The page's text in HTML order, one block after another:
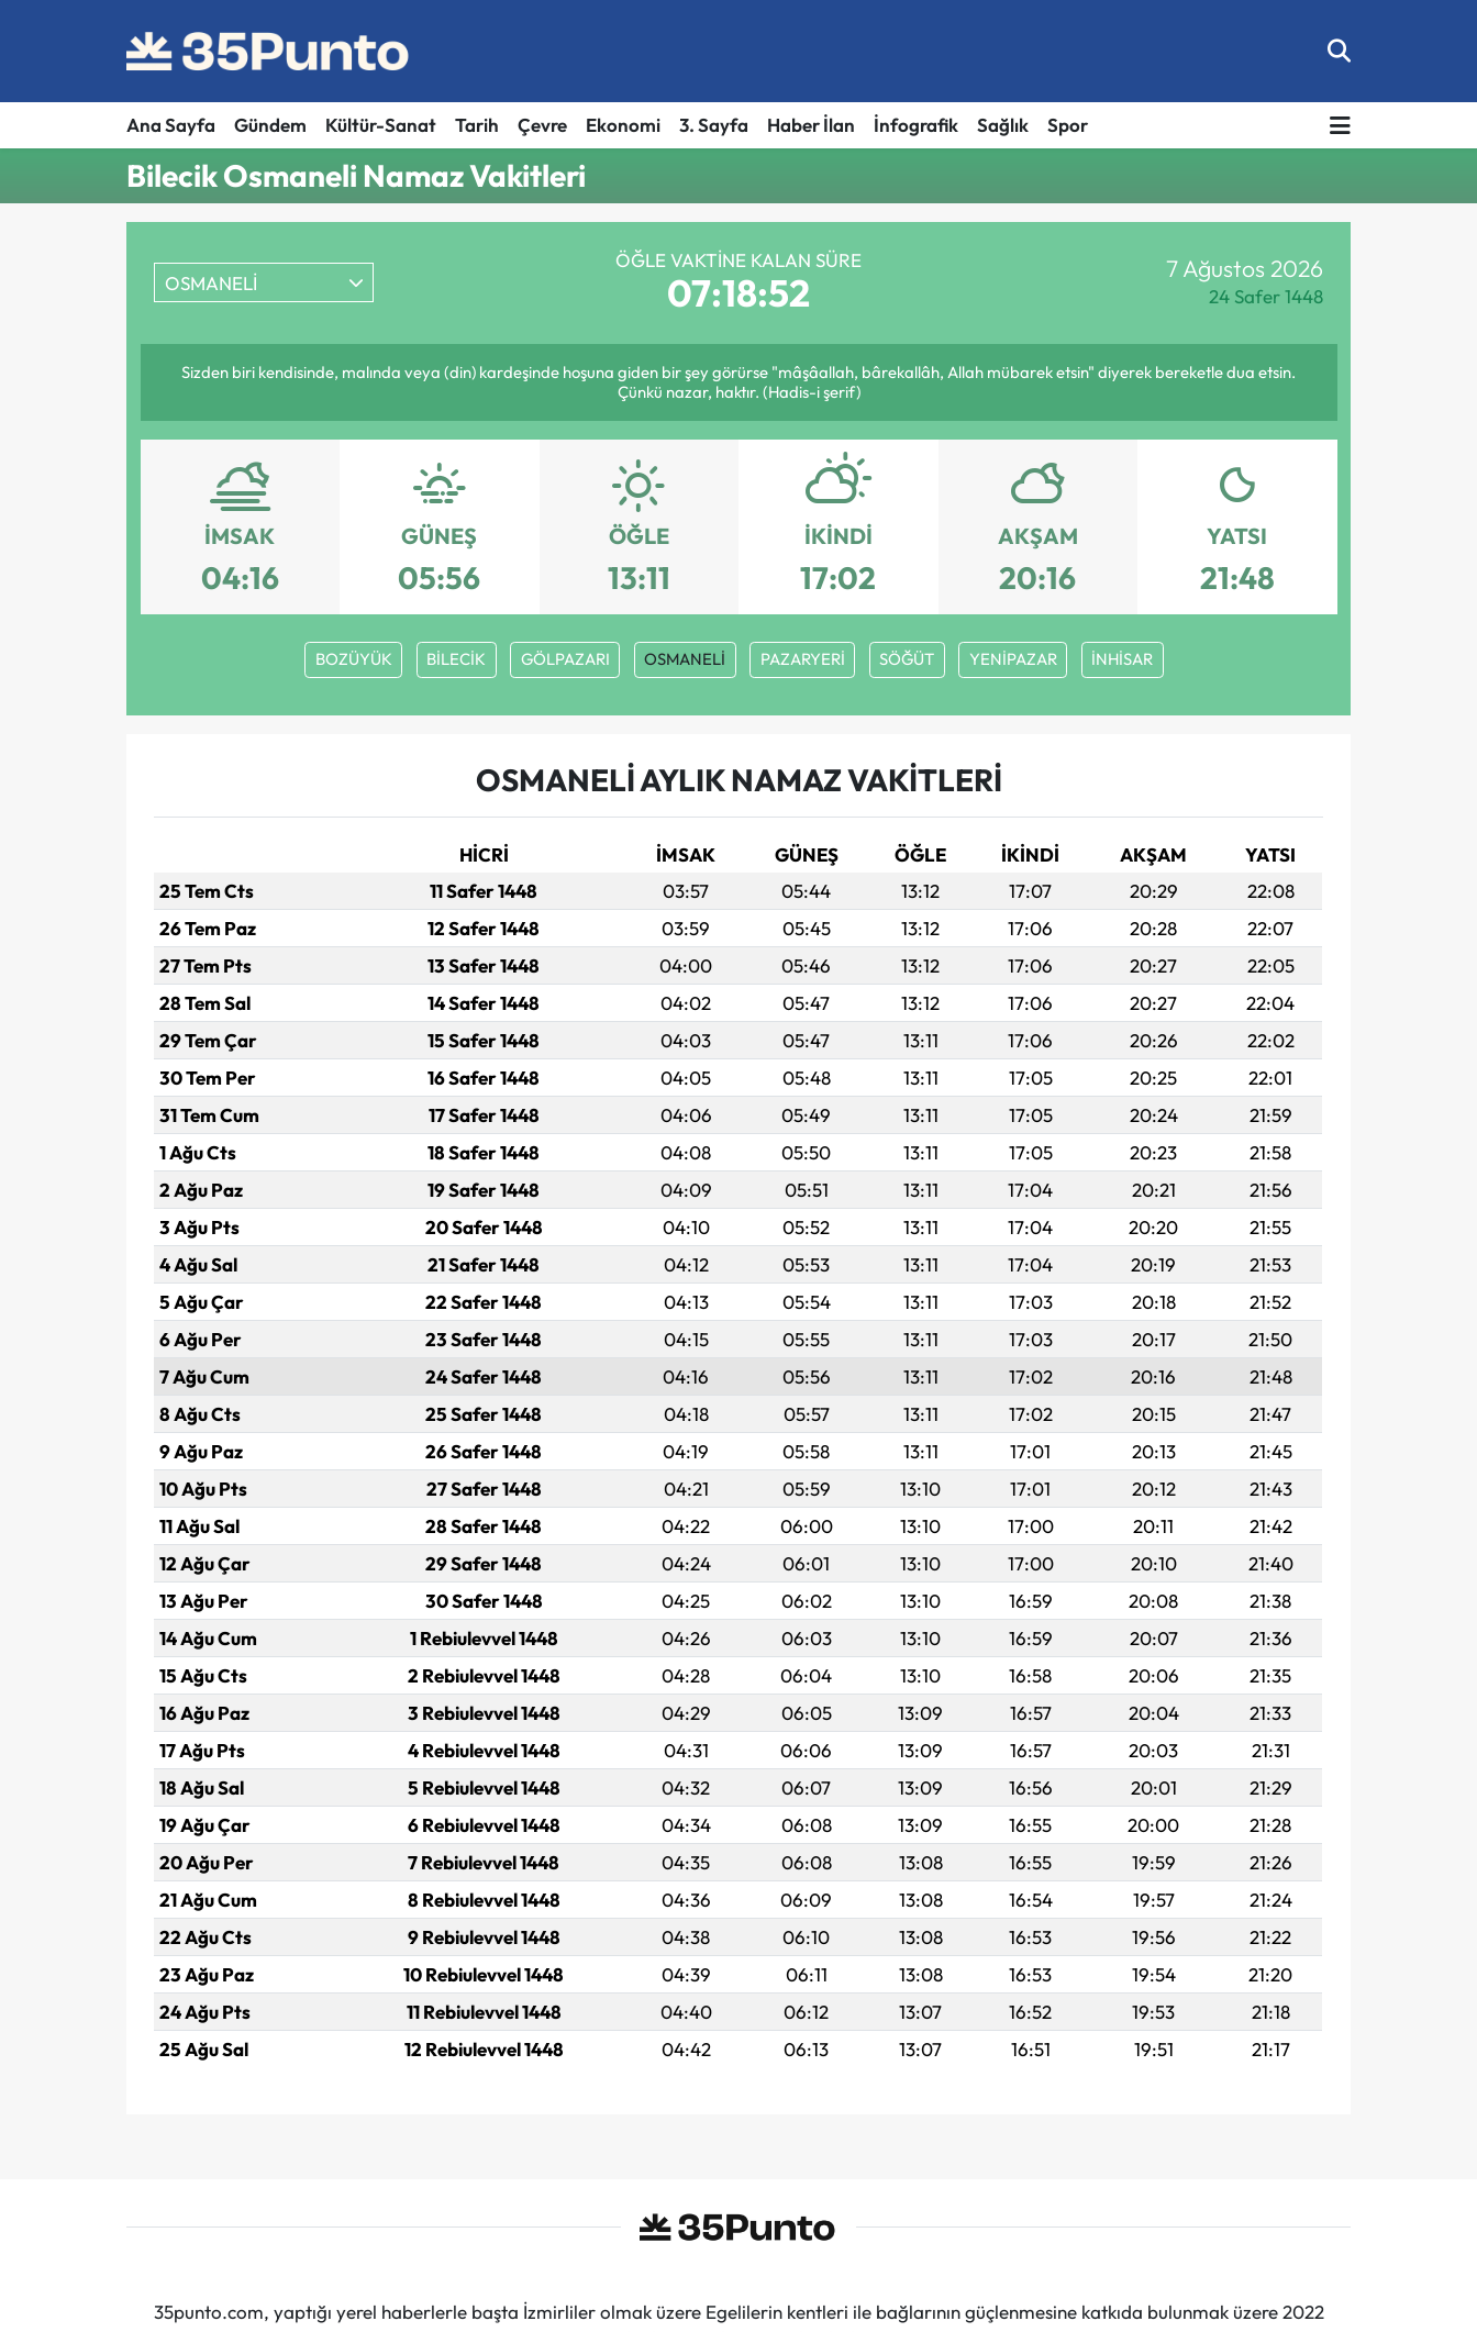
Ana Sayfa Gündem Kültür-Sanat Tarih Çevre Ekonomi 3. Sayfa Haber İlan İnfografik Sağlık Spor
Bilecik Osmaneli Namaz Vakitleri
OSMANELİ
ÖĞLE VAKTINE KALAN SÜRE
07:18:52
7 Ağustos 2026
24 Safer 1448
Sizden biri kendisinde, malında veya (din) kardeşinde hoşuna giden bir şey görürse "mâşâallah, bârekallâh, Allah mübarek etsin" diyerek bereketle dua etsin.
Çünkü nazar, haktır. (Hadis-i şerif)
İMSAK
04:16
GÜNEŞ
05:56
ÖĞLE
13:11
İKINDI
17:02
AKŞAM
20:16
YATSI
21:48
BOZÜYÜK BİLECİK GÖLPAZARI OSMANELİ PAZARYERİ SÖĞÜT YENİPAZAR İNHİSAR
OSMANELİ AYLIK NAMAZ VAKITLERI
HİCRİ İMSAK GÜNEŞ ÖĞLE İKINDI AKŞAM
YATSI
25 Tem Cts
11 Safer 1448 03:57 05:44 13:12 17:07 20:29
22:08
26 Tem Paz
12 Safer 1448 03:59 05:45 13:12 17:06 20:28
22:07
27 Tem Pts
13 Safer 1448 04:00 05:46 13:12 17:06 20:27
22:05
28 Tem Sal
14 Safer 1448 04:02 05:47 13:12 17:06 20:27
22:04
29 Tem Çar
15 Safer 1448 04:03 05:47 13:11 17:06 20:26
22:02
30 Tem Per
16 Safer 1448 04:05 05:48 13:11 17:05 20:25
22:01
31 Tem Cum
17 Safer 1448 04:06 05:49 13:11 17:05 20:24
21:59
1 Ağu Cts
18 Safer 1448 04:08 05:50 13:11 17:05 20:23
21:58
2 Ağu Paz
19 Safer 1448 04:09 05:51 13:11 17:04 20:21
21:56
3 Ağu Pts
20 Safer 1448 04:10 05:52 13:11 17:04 20:20
21:55
4 Ağu Sal
21 Safer 1448 04:12 05:53 13:11 17:04 20:19
21:53
5 Ağu Çar
22 Safer 1448 04:13 05:54 13:11 17:03 20:18
21:52
6 Ağu Per
23 Safer 1448 04:15 05:55 13:11 17:03 20:17
21:50
7 Ağu Cum
24 Safer 1448 04:16 05:56 13:11 17:02 20:16
21:48
8 Ağu Cts
25 Safer 1448 04:18 05:57 13:11 17:02 20:15
21:47
9 Ağu Paz
26 Safer 1448 04:19 05:58 13:11 17:01 20:13
21:45
10 Ağu Pts
27 Safer 1448 04:21 05:59 13:10 17:01 20:12
21:43
11 Ağu Sal
28 Safer 1448 04:22 06:00 13:10 17:00 20:11
21:42
12 Ağu Çar
29 Safer 1448 04:24 06:01 13:10 17:00 20:10
21:40
13 Ağu Per
30 Safer 1448 04:25 06:02 13:10 16:59 20:08
21:38
14 Ağu Cum
1 Rebiulevvel 1448 04:26 06:03 13:10 16:59 20:07
21:36
15 Ağu Cts
2 Rebiulevvel 1448 04:28 06:04 13:10 16:58 20:06
21:35
16 Ağu Paz
3 Rebiulevvel 1448 04:29 06:05 13:09 16:57 20:04
21:33
17 Ağu Pts
4 Rebiulevvel 1448 04:31 06:06 13:09 16:57 20:03
21:31
18 Ağu Sal
5 Rebiulevvel 1448 04:32 06:07 13:09 16:56 20:01
21:29
19 Ağu Çar
6 Rebiulevvel 1448 04:34 06:08 13:09 16:55 20:00
21:28
20 Ağu Per
7 Rebiulevvel 1448 04:35 06:08 13:08 16:55 19:59
21:26
21 Ağu Cum
8 Rebiulevvel 1448 04:36 06:09 13:08 16:54 19:57
21:24
22 Ağu Cts
9 Rebiulevvel 1448 04:38 06:10 13:08 16:53 19:56
21:22
23 Ağu Paz
10 Rebiulevvel 1448 04:39 06:11 13:08 16:53 19:54
21:20
24 Ağu Pts
11 Rebiulevvel 1448 04:40 06:12 13:07 16:52 19:53
21:18
25 Ağu Sal
12 Rebiulevvel 1448 04:42 06:13 13:07 16:51 19:51 21:17
35punto.com, yaptığı yerel haberlerle başta İzmirliler olmak üzere Egelilerin kentleri ile bağlarının güçlenmesine katkıda bulunmak üzere 2022